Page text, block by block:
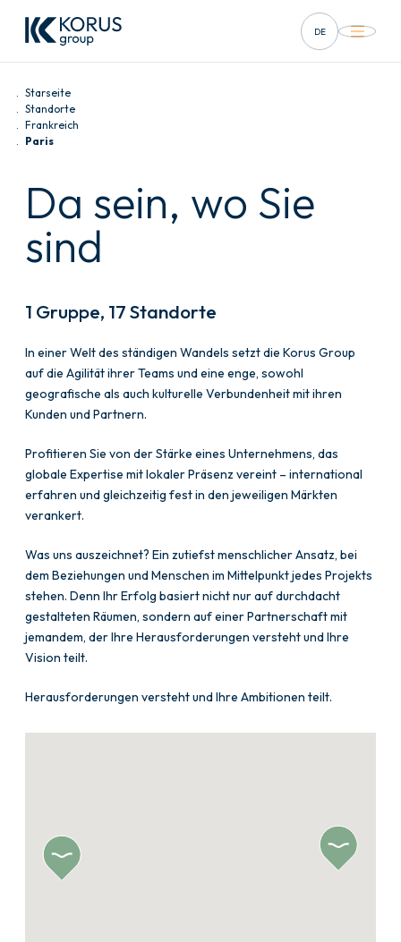
DE
Starseite
Standorte
Frankreich
Paris
Da sein, wo Sie
sind
1 Gruppe, 17 Standorte
In einer Welt des ständigen Wandels setzt die Korus Group
auf die Agilität ihrer Teams und eine enge, sowohl
geografische als auch kulturelle Verbundenheit mit ihren
Kunden und Partnern.
Profitieren Sie von der Stärke eines Unternehmens, das
globale Expertise mit lokaler Präsenz vereint – international
erfahren und gleichzeitig fest in den jeweiligen Märkten
verankert.
Was uns auszeichnet? Ein zutiefst menschlicher Ansatz, bei
dem Beziehungen und Menschen im Mittelpunkt jedes Projekts
stehen. Denn Ihr Erfolg basiert nicht nur auf durchdacht
gestalteten Räumen, sondern auf einer Partnerschaft mit
jemandem, der Ihre Herausforderungen versteht und Ihre
Vision teilt.
Herausforderungen versteht und Ihre Ambitionen teilt.